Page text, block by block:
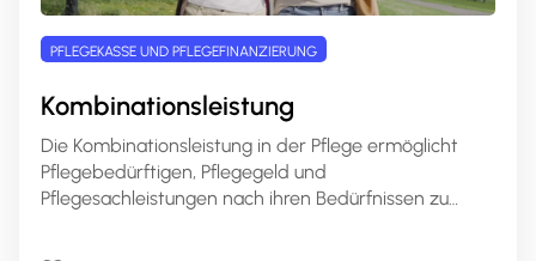
PFLEGEKASSE UND PFLEGEFINANZIERUNG
Kombinationsleistung
Die Kombinationsleistung in der Pflege ermöglicht
Pflegebedürftigen, Pflegegeld und
Pflegesachleistungen nach ihren Bedürfnissen zu